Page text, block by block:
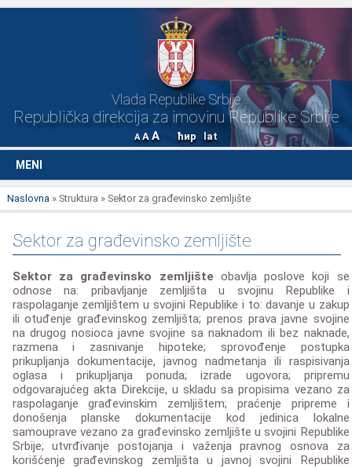
Vlada Republike Srbije
Republička direkcija za imovinu Republike Srbije
A A A ћир lat
MENI
Naslovna» Struktura » Sektor za građevinsko zemljište
Sektor za građevinsko zemljište
Sektor za građevinsko zemljište obavlja poslove koji se
odnose na: pribavljanje zemljišta u svojinu Republike i
raspolaganje zemljištem u svojini Republike i to: davanje u zakup
ili otuđenje građevinskog zemljišta; prenos prava javne svojine
na drugog nosioca javne svojine sa naknadom ili bez naknade,
razmena i zasnivanje hipoteke; sprovođenje postupka
prikupljanja dokumentacije, javnog nadmetanja ili raspisivanja
oglasa i prikupljanja ponuda; izrade ugovora; pripremu
odgovarajućeg akta Direkcije, u skladu sa propisima vezano za
raspolaganje građevinskim zemljištem; praćenje pripreme i
donošenja planske dokumentacije kod jedinica lokalne
samouprave vezano za građevinsko zemljište u svojini Republike
Srbije; utvrđivanje postojanja i važenja pravnog osnova za
korišćenje građevinskog zemljišta u javnoj svojini Republike